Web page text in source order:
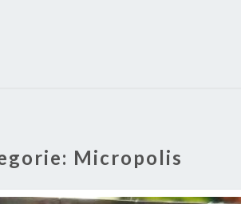
Micropolis